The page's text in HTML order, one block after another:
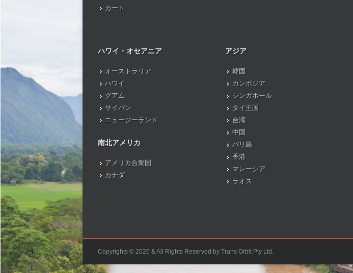
カート
ハワイ・オセアニア
オーストラリア
ハワイ
グアム
サイパン
ニュージーランド
南北アメリカ
アメリカ合衆国
カナダ
アジア
韓国
カンボジア
シンガポール
タイ王国
台湾
中国
バリ島
香港
マレーシア
ラオス
Copyrights © 2026 & All Rights Reserved by Trans Orbit Pty Ltd.